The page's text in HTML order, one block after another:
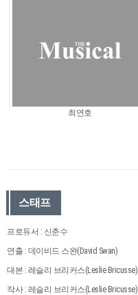
최연호
스태프
프로듀서 : 신춘수
연출 : 데이비드 스완(David Swan)
대본 : 레슬리 브리커스(Leslie Bricusse)
작사 : 레슬리 브리커스(Leslie Bricusse)